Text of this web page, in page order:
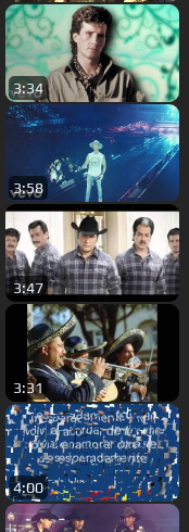
3:34
3:58
3:47
3:31
4:00